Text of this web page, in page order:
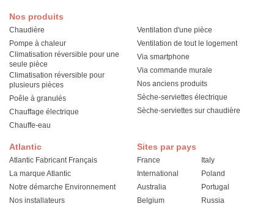
Atlantic
Atlantic Fabricant Français
La marque Atlantic
Notre démarche Environnement
Nos installateurs
Nos produits
Chaudière
Pompe à chaleur
Climatisation réversible pour une
seule pièce
Climatisation réversible pour
plusieurs pièces
Poêle à granulés
Chauffage électrique
Chauffe-eau
Ventilation d'une pièce
Ventilation de tout le logement
Via smartphone
Via commande murale
Nos anciens produits
Sèche-serviettes électrique
Sèche-serviettes sur chaudière
Sites par pays
France
International
Australia
Belgium
Italy
Poland
Portugal
Russia